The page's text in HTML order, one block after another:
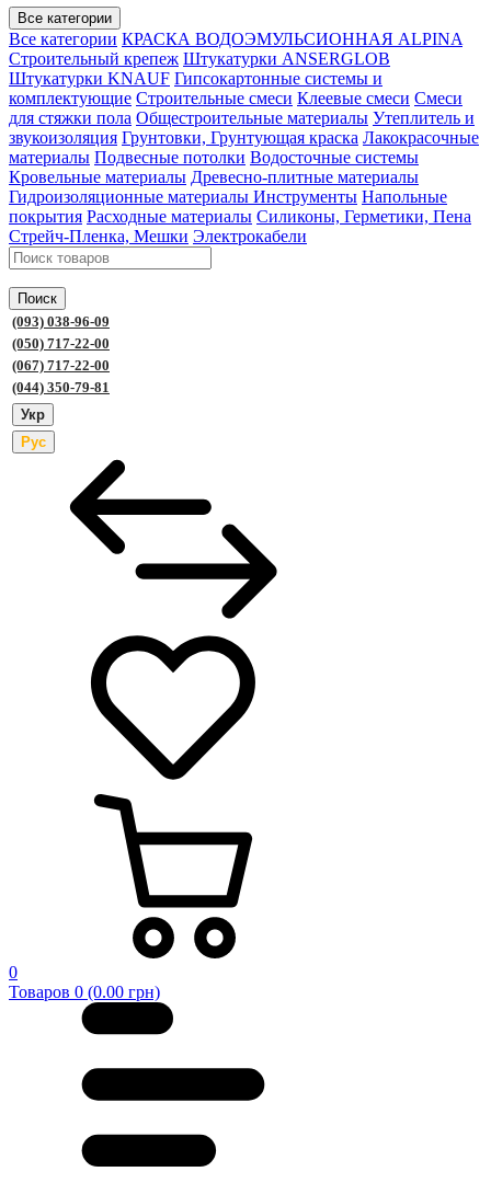
Все категории
Все категории КРАСКА ВОДОЭМУЛЬСИОННАЯ ALPINA
Строительный крепеж Штукатурки ANSERGLOB
Штукатурки KNAUF Гипсокартонные системы и
комплектующие Строительные смеси Клеевые смеси Смеси
для стяжки пола Общестроительные материалы Утеплитель и
звукоизоляция Грунтовки, Грунтующая краска Лакокрасочные
материалы Подвесные потолки Водосточные системы
Кровельные материалы Древесно-плитные материалы
Гидроизоляционные материалы Инструменты Напольные
покрытия Расходные материалы Силиконы, Герметики, Пена
Стрейч-Пленка, Мешки Электрокабели
Поиск
(093) 038-96-09
(050) 717-22-00
(067) 717-22-00
(044) 350-79-81
Укр
Рус
0
Товаров 0 (0.00 грн)